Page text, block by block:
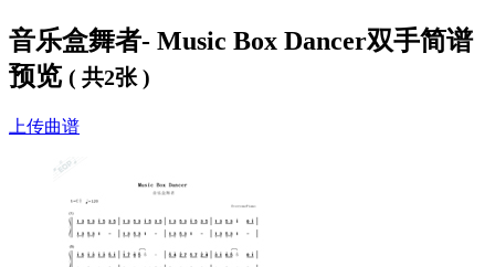
音乐盒舞者- Music Box Dancer双手简谱
预览 ( 共2张 )
上传曲谱